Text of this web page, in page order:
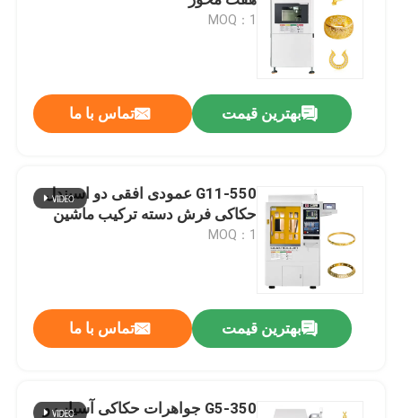
MOQ：1
بهترین قیمت تماس با ما
G11-550 عمودی افقی دو اسپندل
حکاکی فرش دسته ترکیب ماشین
MOQ：1
بهترین قیمت تماس با ما
G5-350 جواهرات حکاکی آسیاب و